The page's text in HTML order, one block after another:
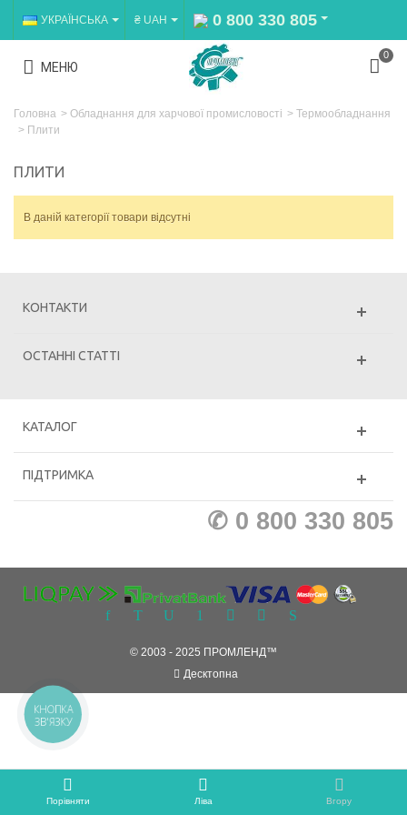
УКРАЇНСЬКА ₴ UAH 0 800 330 805
МЕНЮ
0
Головна > Обладнання для харчової промисловості > Термообладнання
> Плити
ПЛИТИ
В даній категорії товари відсутні
КОНТАКТИ
ОСТАННІ СТАТТІ
КАТАЛОГ
ПІДТРИМКА
✆ 0 800 330 805
© 2003 - 2025 ПРОМЛЕНД™
Десктопна
Порівняти Ліва Вгору
КНОПКА
ЗВ'ЯЗКУ